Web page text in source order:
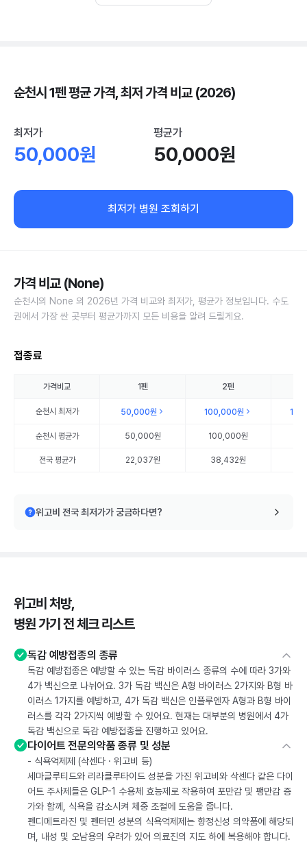
순천시 1펜 평균 가격, 최저 가격 비교 (2026)
최저가
50,000원
평균가
50,000원
최저가 병원 조회하기
가격 비교 (None)
순천시의 None 의 2026년 가격 비교와 최저가, 평균가 정보입니다. 수도
권에서 가장 싼 곳부터 평균가까지 모든 비용을 알려 드릴게요.
접종료
가격비교 1펜 2펜
순천시 최저가 50,000원 100,000원
순천시 평균가 50,000원 100,000원
전국 평균가 22,037원 38,432원
위고비 전국 최저가가 궁금하다면?
위고비 처방,
병원 가기 전 체크 리스트
독감 예방접종의 종류
독감 예방접종은 예방할 수 있는 독감 바이러스 종류의 수에 따라 3가와
4가 백신으로 나뉘어요. 3가 독감 백신은 A형 바이러스 2가지와 B형 바
이러스 1가지를 예방하고, 4가 독감 백신은 인플루엔자 A형과 B형 바이
러스를 각각 2가지씩 예방할 수 있어요. 현재는 대부분의 병원에서 4가
독감 백신으로 독감 예방접종을 진행하고 있어요.
다이어트 전문의약품 종류 및 성분
- 식욕억제제 (삭센다 · 위고비 등)
세마글루티드와 리라클루타이드 성분을 가진 위고비와 삭센다 같은 다이
어트 주사제들은 GLP-1 수용체 효능제로 작용하여 포만감 및 팽만감 증
가와 함께, 식욕을 감소시켜 체중 조절에 도움을 줍니다.
펜디메트라진 및 펜터민 성분의 식욕억제제는 향정신성 의약품에 해당되
며, 내성 및 오남용의 우려가 있어 의료진의 지도 하에 복용해야 합니다.